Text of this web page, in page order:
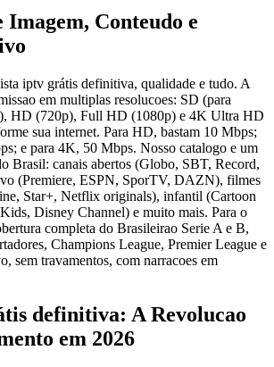
Imagem, Conteudo e
iptv grátis definitiva, qualidade e tudo. A
em multiplas resolucoes: SD (para
HD (720p), Full HD (1080p) e 4K Ultra HD
sua internet. Para HD, bastam 10 Mbps;
e para 4K, 50 Mbps. Nosso catalogo e um
Brasil: canais abertos (Globo, SBT, Record,
(Premiere, ESPN, SporTV, DAZN), filmes
Star+, Netflix originals), infantil (Cartoon
Disney Channel) e muito mais. Para o
completa do Brasileirao Serie A e B,
Champions League, Premier League e
sem travamentos, com narracoes em
definitiva: A Revolucao
em 2026